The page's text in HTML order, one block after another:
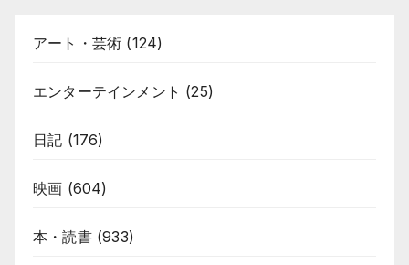
アート・芸術 (124)
エンターテインメント (25)
日記 (176)
映画 (604)
本・読書(933)